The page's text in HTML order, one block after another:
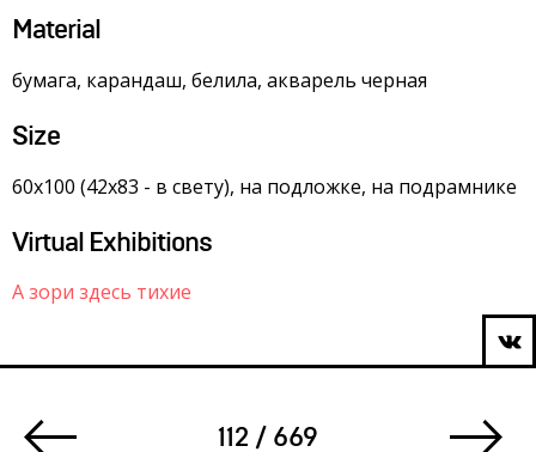
Material
бумага, карандаш, белила, акварель черная
Size
60х100 (42х83 - в свету), на подложке, на подрамнике
Virtual Exhibitions
А зори здесь тихие
112 / 669